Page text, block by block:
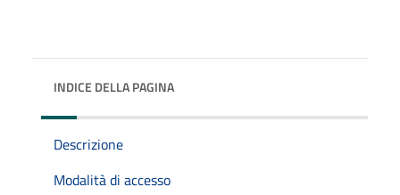
INDICE DELLA PAGINA
Descrizione
Modalità di accesso